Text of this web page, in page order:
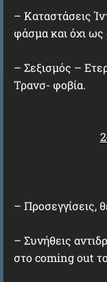
– Καταστάσεις
φάσμα και όχι ως
– Σεξισμός –
Τρανσ- φοβία.
– Προσεγγίσεις,
– Συνήθεις
στο coming out